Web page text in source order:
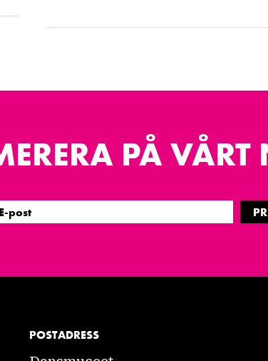
PÅ VÅRT
POSTADRESS